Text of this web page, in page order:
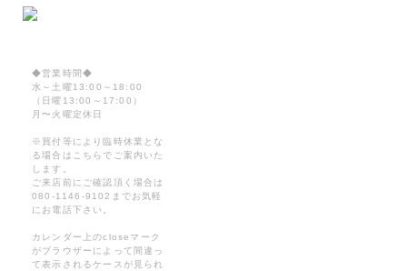
◆営業時間◆
水～土曜13:00～18:00
（日曜13:00～17:00）
月〜火曜定休日
※買付等により臨時休業とな
る場合はこちらでご案内いた
します。
ご来店前にご確認頂く場合は
080-1146-9102までお気軽
にお電話下さい。
カレンダー上のcloseマーク
がブラウザーによって間違っ
て表示されるケースが見られ